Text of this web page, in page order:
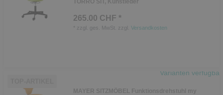
TORRO SIT, Kunstleder
265.00 CHF *
zzgl. ges. MwSt. zzgl. Versandkosten
Varianten verfügbar
MAYER SITZMÖBEL Funktionsdrehstuhl my